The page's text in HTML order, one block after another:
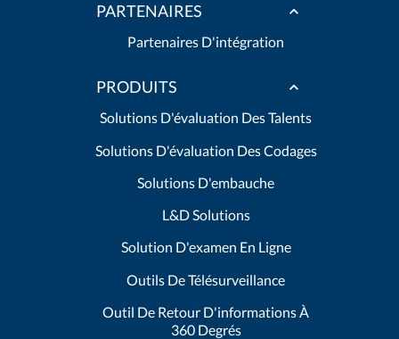
PARTENAIRES
Partenaires D'intégration
PRODUITS
Solutions D'évaluation Des Talents
Solutions D'évaluation Des Codages
Solutions D'embauche
L&D Solutions
Solution D'examen En Ligne
Outils De Télésurveillance
Outil De Retour D'informations À
360 Degrés